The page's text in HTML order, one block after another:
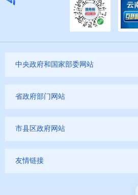
中央政府和国家部委网站
省政府部门网站
市县区政府网站
友情链接